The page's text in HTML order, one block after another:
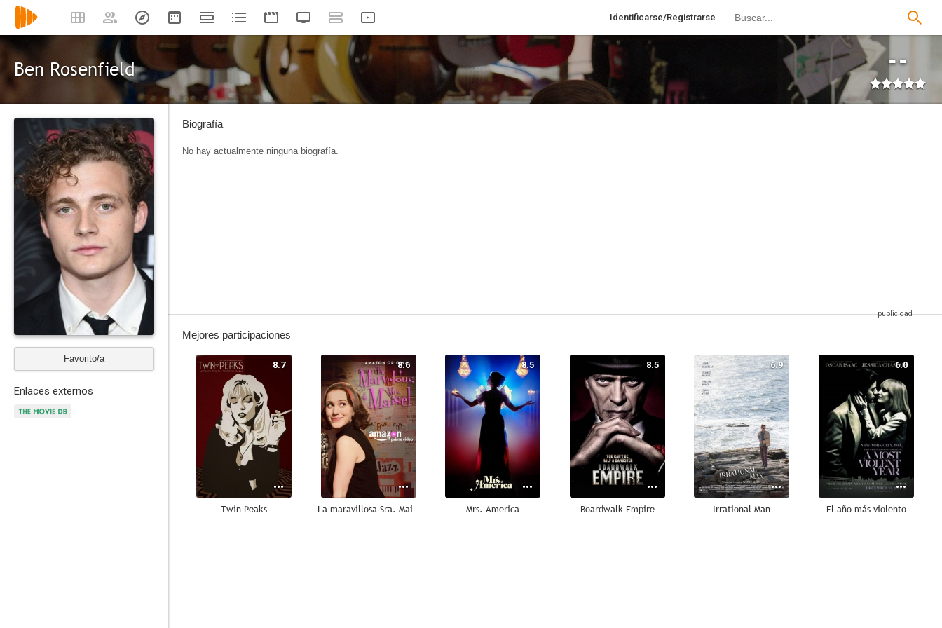
Identificarse/Registrarse
Ben Rosenfield --
Favorito/a
Enlaces externos
Biografía
No hay actualmente ninguna biografía.
Mejores participaciones
8.7
Twin Peaks
8.6
La maravillosa Sra. Maisel
8.5
Mrs. America
8.5
Boardwalk Empire
6.9
Irrational Man
6.0
El año más violento